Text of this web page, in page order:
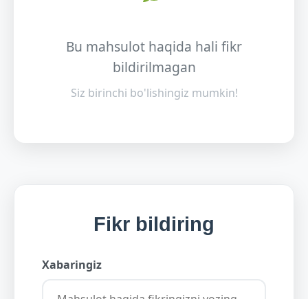
Bu mahsulot haqida hali fikr
bildirilmagan
Siz birinchi bo'lishingiz mumkin!
Fikr bildiring
Xabaringiz